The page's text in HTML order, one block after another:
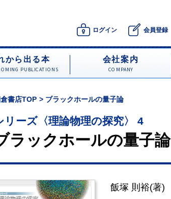
ログイン 会員登録
から出る本
PUBLICATIONS
会社案内
COMPANY
書店TOP ブラックホールの量子論
リーズ〈理論物理の探究〉 4
ラックホールの量子論
飯塚 則裕(著)